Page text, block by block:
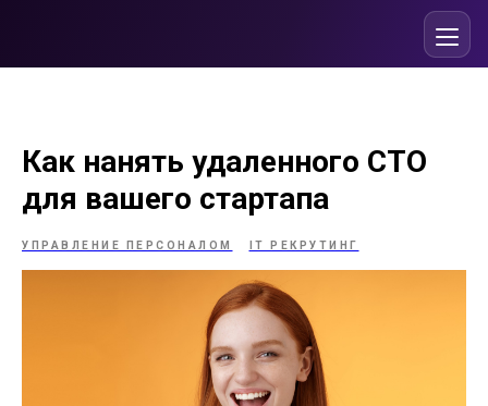
Как нанять удаленного СТО
для вашего стартапа
УПРАВЛЕНИЕ ПЕРСОНАЛОМ IT РЕКРУТИНГ